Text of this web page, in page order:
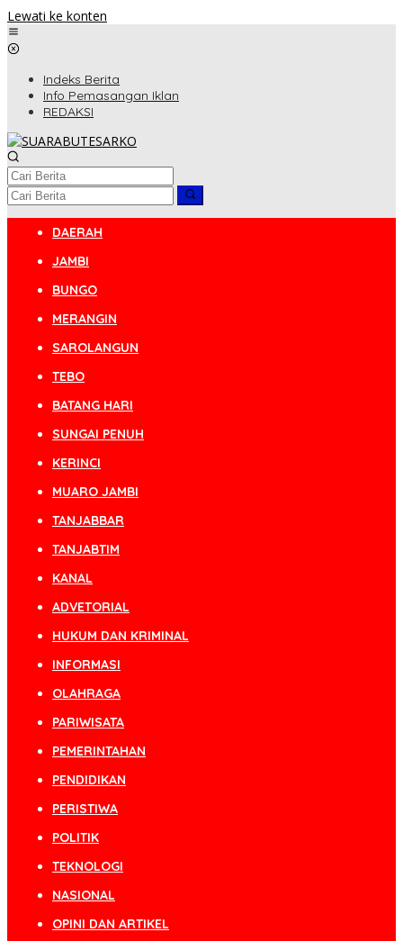
Lewati ke konten
Indeks Berita
Info Pemasangan Iklan
REDAKSI
DAERAH
JAMBI
BUNGO
MERANGIN
SAROLANGUN
TEBO
BATANG HARI
SUNGAI PENUH
KERINCI
MUARO JAMBI
TANJABBAR
TANJABTIM
KANAL
ADVETORIAL
HUKUM DAN KRIMINAL
INFORMASI
OLAHRAGA
PARIWISATA
PEMERINTAHAN
PENDIDIKAN
PERISTIWA
POLITIK
TEKNOLOGI
NASIONAL
OPINI DAN ARTIKEL